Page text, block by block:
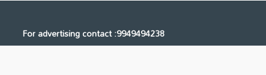
For advertising contact :9949494238
Email: digital@ntvnetwork.com